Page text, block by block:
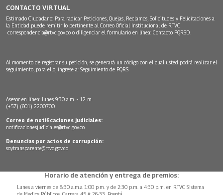
CONTACTO VIRTUAL
Estimado Ciudadano: Para radicar Peticiones, Quejas, Reclamos, Solicitudes y Felicitaciones a
la Entidad puede remitir lo pertinente al Correo Oficial Institucional de RTVC
correspondencia@rtvc.gov.co o diligenciar el formulario en línea: Contacto PQRSD.
Al momento de registrar su petición, se generará un código con el cual usted podrá realizar el
seguimiento, para ello, ingrese a: Seguimiento de PQRS
Asesor en línea: lunes 9:30 a.m. - 12 m
(+57) (601) 2200700
Correo de notificaciones judiciales:
notificacionesjudiciales@rtvc.gov.co
Denuncias por actos de corrupción:
soytransparente@rtvc.gov.co
Horario de atención y entrega de premios:
Lunes a viernes de 8:30 a.m.a 1:00 p.m. y de 2:30 p.m. a 4:30 p.m. en RTVC Sistema